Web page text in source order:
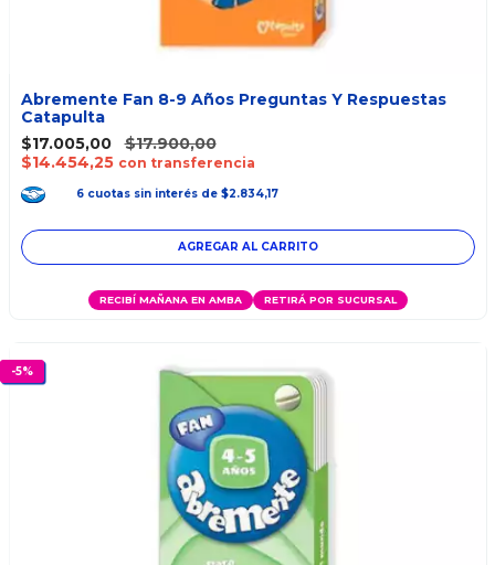
Abremente Fan 8-9 Años Preguntas Y Respuestas
Catapulta
$17.005,00
$17.900,00
$14.454,25 con transferencia
6 cuotas sin interés de $2.834,17
RECIBÍ MAÑANA EN AMBA RETIRÁ POR SUCURSAL
-5%